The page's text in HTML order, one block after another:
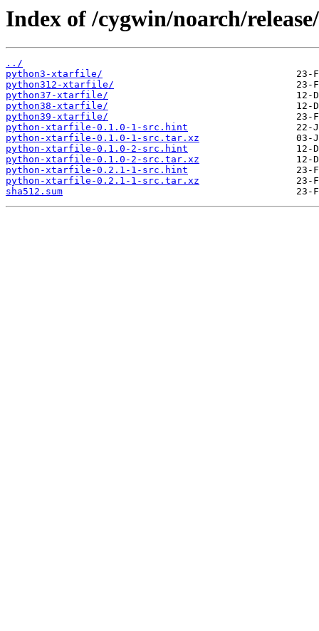
Index of /cygwin/noarch/
../
python3-xtarfile/
python312-xtarfile/
python37-xtarfile/
python38-xtarfile/
python39-xtarfile/
python-xtarfile-0.1.0-1-src.hint
python-xtarfile-0.1.0-1-src.tar.xz
python-xtarfile-0.1.0-2-src.hint
python-xtarfile-0.1.0-2-src.tar.xz
python-xtarfile-0.2.1-1-src.hint
python-xtarfile-0.2.1-1-src.tar.xz
sha512.sum